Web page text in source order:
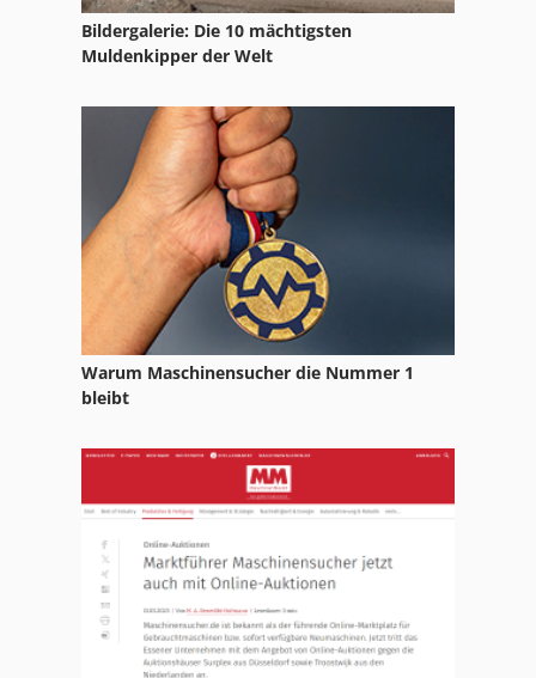
Nc Fräsmaschine
Tur 560
Bildergalerie: Die 10 mächtigsten
Muldenkipper der Welt
Warum Maschinensucher die Nummer 1
bleibt